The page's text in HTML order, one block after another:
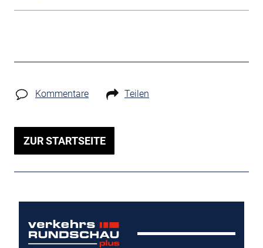
Kommentare Teilen
ZUR STARTSEITE